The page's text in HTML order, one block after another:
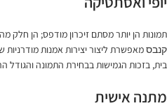
תמונות הן יותר מסתם זיכרון מודפס; הן חלק
קנבסמאפשרת ליצור יצירות אמנות
בית, בזכות הגמישות בבחירת התמונה והגודל
מתנה אישית